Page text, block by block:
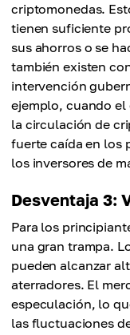
criptomonedas.
tienen suficiente
sus ahorros o se
también existen
intervención
ejemplo, cuando
la circulación de
fuerte caída en los
los inversores de
Desventaja 3:
Para los
una gran trampa.
pueden alcanzar
aterradores. El
especulación, lo
las fluctuaciones